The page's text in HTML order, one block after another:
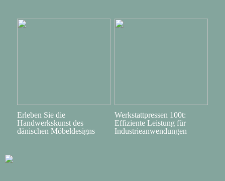
Erleben Sie die
Handwerkskunst des
dänischen Möbeldesigns
Werkstattpressen 100t:
Effiziente Leistung für
Industrieanwendungen